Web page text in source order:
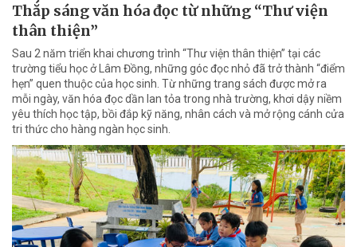
Thắp sáng văn hóa đọc từ những “Thư viện
thân thiện”
Sau 2 năm triển khai chương trình “Thư viện thân thiện” tại các
trường tiểu học ở Lâm Đồng, những góc đọc nhỏ đã trở thành “điểm
hẹn” quen thuộc của học sinh. Từ những trang sách được mở ra
mỗi ngày, văn hóa đọc dần lan tỏa trong nhà trường, khơi dậy niềm
yêu thích học tập, bồi đắp kỹ năng, nhân cách và mở rộng cánh cửa
tri thức cho hàng ngàn học sinh.